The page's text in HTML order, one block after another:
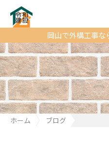
岡山で外構工事な
ホーム
ブログ